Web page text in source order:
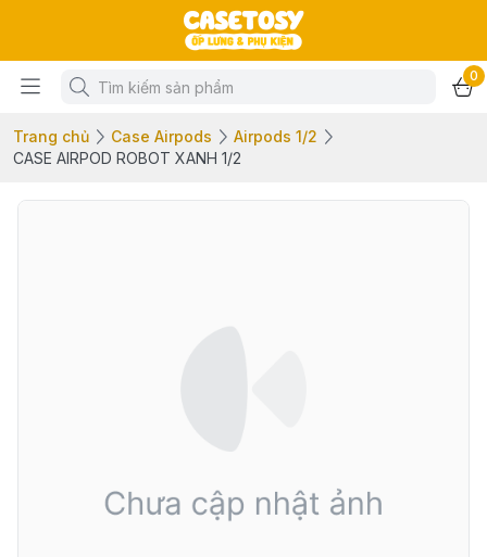
0
Trang chủ Case Airpods
Airpods 1/2
CASE AIRPOD ROBOT XANH 1/2